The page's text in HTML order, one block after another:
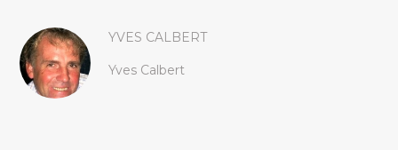
YVES CALBERT
Yves Calbert